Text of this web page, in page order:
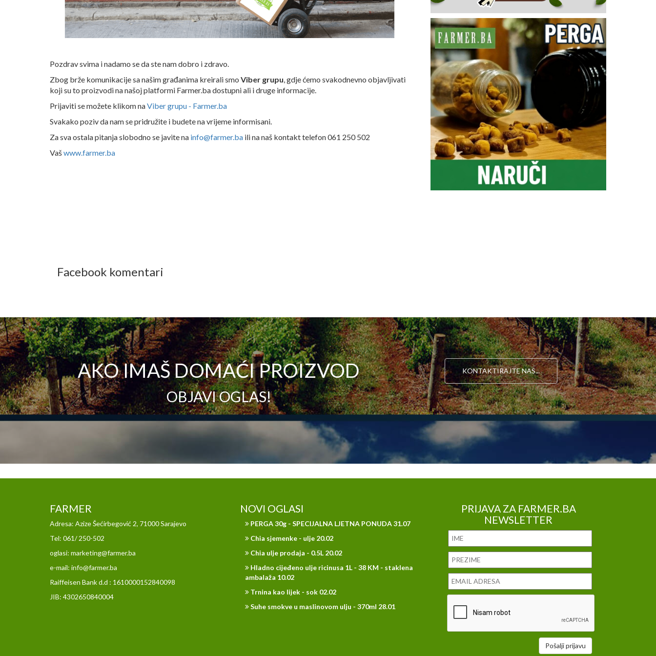
Pozdrav svima i nadamo se da ste nam dobro i zdravo.
Zbog brže komunikacije sa našim građanima kreirali smo Viber grupu, gdje ćemo svakodnevno objavljivati
koji su to proizvodi na našoj platformi Farmer.ba dostupni ali i druge informacije.
Prijaviti se možete klikom naViber grupu - Farmer.ba
Svakako poziv da nam se pridružite i budete na vrijeme informisani.
Za sva ostala pitanja slobodno se javite na info@farmer.ba ili na naš kontakt telefon 061 250 502
Vašwww.farmer.ba
Facebook komentari
AKO IMAŠ DOMAĆI PROIZVOD
OBJAVI OGLAS!
KONTAKTIRAJTE NAS...
FARMER
Adresa: Azize Šećirbegović 2, 71000 Sarajevo
Tel: 061/ 250-502
oglasi: marketing@farmer.ba
e-mail: info@farmer.ba
Raiffeisen Bank d.d : 1610000152840098
JIB: 4302650840004
NOVI OGLASI
PERGA 30g - SPECIJALNA LJETNA PONUDA 31.07
Chia sjemenke - ulje 20.02
Chia ulje prodaja - 0.5L 20.02
Hladno cijeđeno ulje ricinusa 1L - 38 KM - staklena
ambalaža 10.02
Trnina kao lijek - sok 02.02
Suhe smokve u maslinovom ulju - 370ml 28.01
PRIJAVA ZA FARMER.BA
NEWSLETTER
Pošalji prijavu